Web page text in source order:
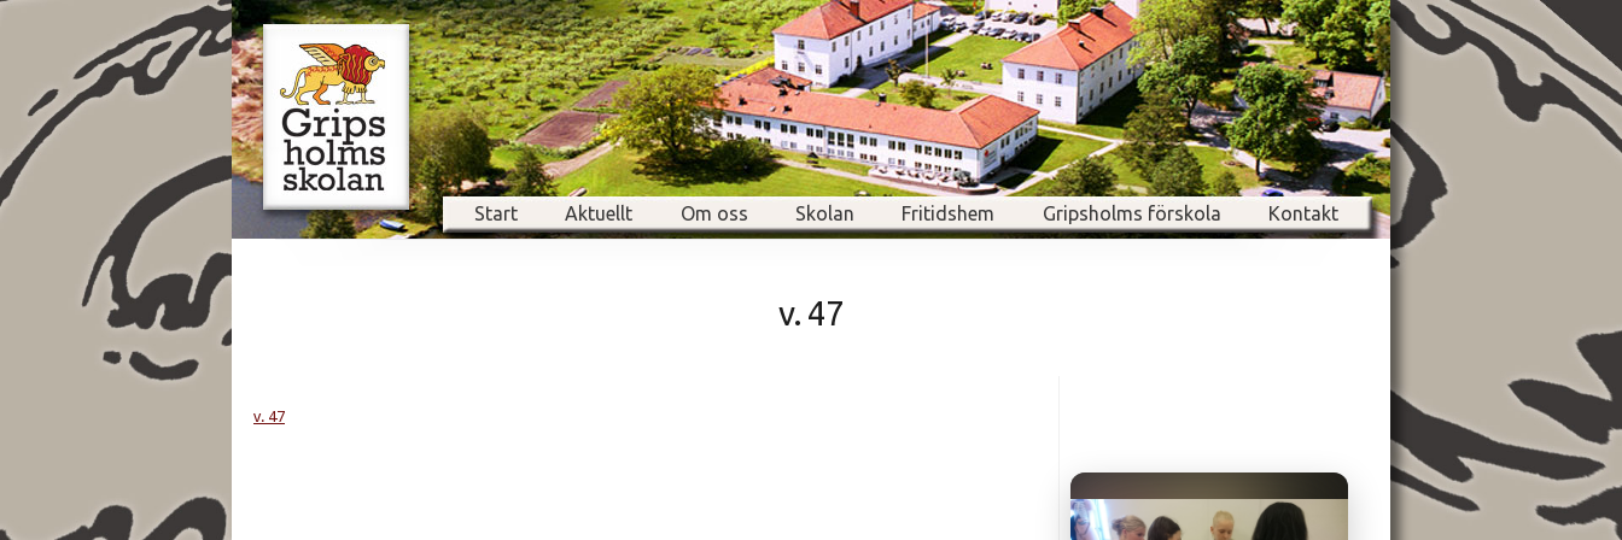
Start Aktuellt Om oss Skolan Fritidshem Gripsholms förskola Kontakt
v. 47
v. 47